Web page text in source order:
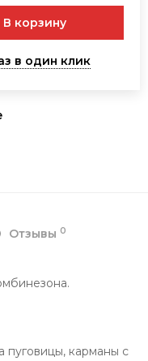
В корзину
в один клик
Отзывы 0
пуговицы, карманы с